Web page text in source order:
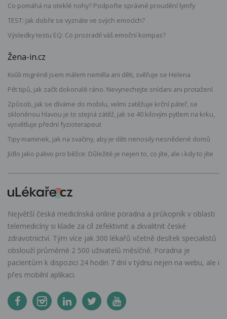
Co pomáhá na oteklé nohy? Podpořte správné proudění lymfy
TEST: Jak dobře se vyznáte ve svých emocích?
Výsledky testu EQ: Co prozradil váš emoční kompas?
Žena-in.cz
Kvůli migréně jsem málem neměla ani děti, svěřuje se Helena
Pět tipů, jak začít dokonalé ráno. Nevynechejte snídani ani protažení
Způsob, jak se díváme do mobilu, velmi zatěžuje krční páteř, se
skloněnou hlavou je to stejná zátěž, jak se 40 kilovým pytlem na krku,
vysvětluje přední fyzioterapeut
Tipy maminek, jak na svačiny, aby je děti nenosily nesnědené domů
Jídlo jako palivo pro běžce: Důležité je nejen to, co jíte, ale i kdy to jíte
Největší česká medicínská online poradna a průkopník v oblasti
telemedicíny si klade za cíl zefektivnit a zkvalitnit české
zdravotnictví. Tým více jak 300 lékařů včetně desítek specialistů
obslouží průměrně 2 500 uživatelů měsíčně. Poradna je
pacientům k dispozici 24 hodin 7 dní v týdnu nejen na webu, ale i
přes mobilní aplikaci.